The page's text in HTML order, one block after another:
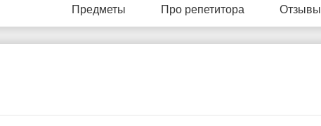
Предметы Про репетитора Отзывы
свободных
Нет
свободных
Нет
свободных
Нет
свободных